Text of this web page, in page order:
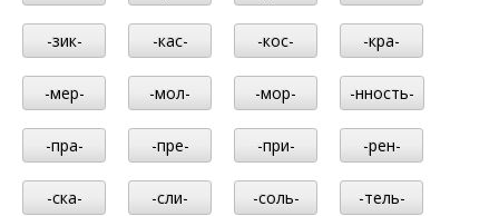
-зик- -кас- -кос- -кра-
-мер- -мол- -мор- -нность-
-пра- -пре- -при- -рен-
-ска- -сли- -соль- -тель-